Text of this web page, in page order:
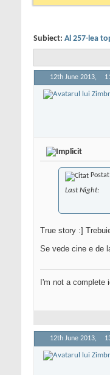
Subiect: Al 257-lea
12th June 2013,
Last Night:
True story :]
Se vede cine e de
I'm not a complete
12th June 2013,